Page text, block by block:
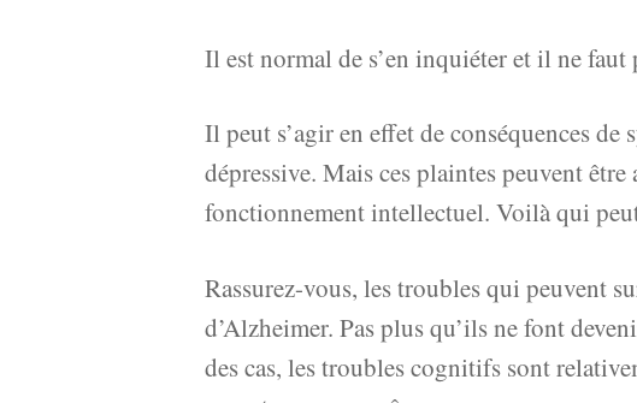
Il est normal de s’en inquiéter et il ne
Il peut s’agir en effet de conséquences
dépressive. Mais ces plaintes peuvent
fonctionnement intellectuel. Voilà qui
Rassurez-vous, les troubles qui peuvent
d’Alzheimer. Pas plus qu’ils ne font
des cas, les troubles cognitifs sont